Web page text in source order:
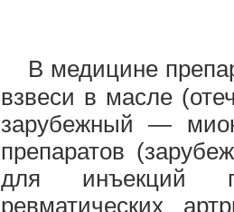
В медицине
взвеси в масле
зарубежный —
препаратов
для инъекций
ревматических